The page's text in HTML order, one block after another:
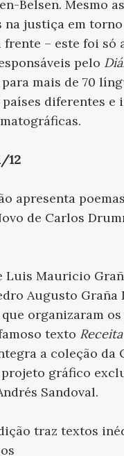
Belsen. Mesmo
na justiça em
frente – este foi só
pelo
mais de 70
países diferentes e
12
apresenta
de Carlos
Luis Mauricio
Augusto Graña
organizaram os
texto
a coleção da
gráfico
Sandoval.
traz textos